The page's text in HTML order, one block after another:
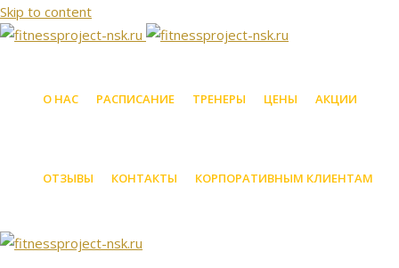
Skip to content
О НАС РАСПИСАНИЕ ТРЕНЕРЫ ЦЕНЫ АКЦИИ
ОТЗЫВЫ КОНТАКТЫ КОРПОРАТИВНЫМ КЛИЕНТАМ